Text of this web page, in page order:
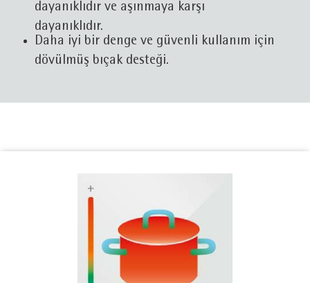
dayanıklıdır ve aşınmaya karşı
dayanıklıdır.
Daha iyi bir denge ve güvenli kullanım için
dövülmüş bıçak desteği.